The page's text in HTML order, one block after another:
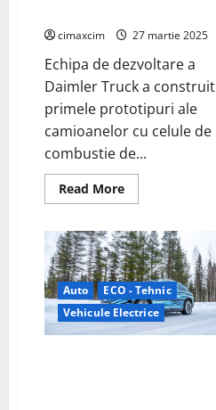
cimaxcim 27 martie 2025
Echipa de dezvoltare a
Daimler Truck a construit
primele prototipuri ale
camioanelor cu celule de
combustie de...
Read MoreRead
more
Truck
testează
primele
prototipuri
ale
camioanelor
cu
celule
de
Auto
ECO - Tehnic
Vehicule Electrice